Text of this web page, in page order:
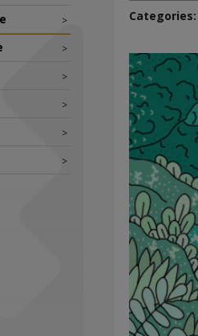
>
>
>
>
>
>
Categories: